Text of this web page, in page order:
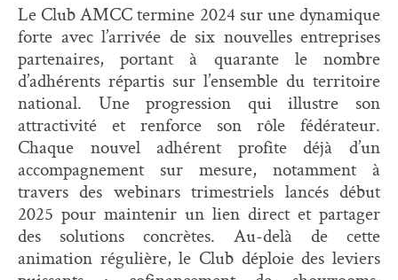
Le Club AMCC termine 2024 sur une dynamique
forte avec l’arrivée de six nouvelles entreprises
partenaires, portant à quarante le nombre
d’adhérents répartis sur l’ensemble du territoire
national. Une progression qui illustre son
attractivité et renforce son rôle fédérateur.
Chaque nouvel adhérent profite déjà d’un
accompagnement sur mesure, notamment à
travers des webinars trimestriels lancés début
2025 pour maintenir un lien direct et partager
des solutions concrètes. Au-delà de cette
animation régulière, le Club déploie des leviers